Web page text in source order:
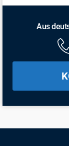
Aus